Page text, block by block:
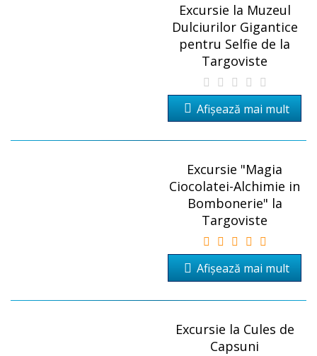
Excursie la Muzeul
Dulciurilor Gigantice
pentru Selfie de la
Targoviste
Afișează mai mult
Excursie "Magia
Ciocolatei-Alchimie in
Bombonerie" la
Targoviste
Afișează mai mult
Excursie la Cules de
Capsuni